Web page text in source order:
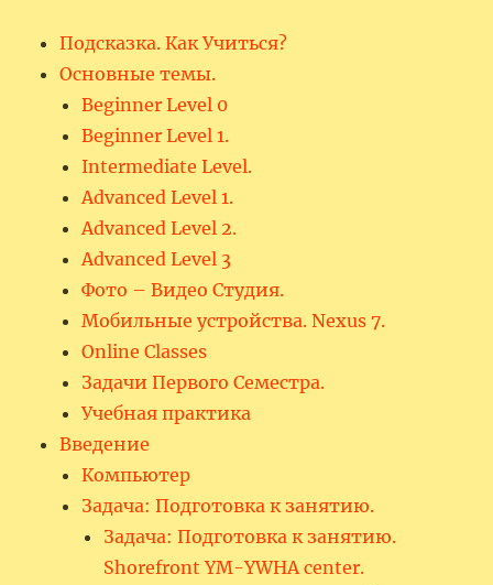
Подсказка. Как Учиться?
Основные темы.
Beginner Level 0
Beginner Level 1.
Intermediate Level.
Advanced Level 1.
Advanced Level 2.
Advanced Level 3
Фото – Видео Студия.
Мобильные устройства. Nexus 7.
Online Classes
Задачи Первого Семестра.
Учебная практика
Введение
Компьютер
Задача: Подготовка к занятию.
Задача: Подготовка к занятию.
Shorefront YM-YWHA center.